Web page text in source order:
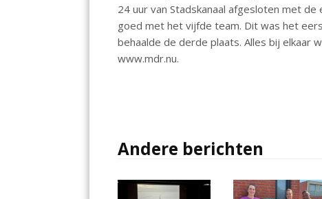
24 uur van Stadskanaal afgesloten met
goed met het vijfde team. Dit was het
behaalde de derde plaats. Alles bij elkaar
www.mdr.nu.
Andere berichten